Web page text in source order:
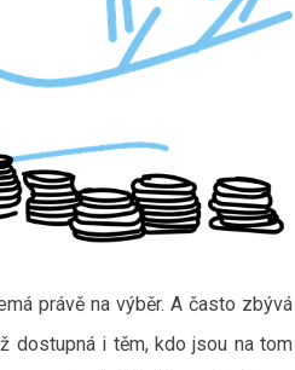
právě na výběr. A často zbývá
dostupná i těm, kdo jsou na tom